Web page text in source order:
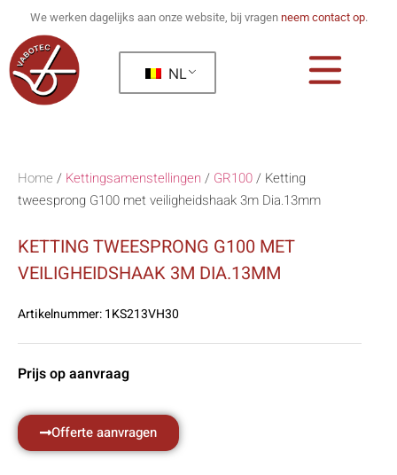
We werken dagelijks aan onze website, bij vragen neem contact op.
NL
Home / Kettingsamenstellingen / GR100/ Ketting
tweesprong G100 met veiligheidshaak 3m Dia.13mm
KETTING TWEESPRONG G100 MET
VEILIGHEIDSHAAK 3M DIA.13MM
Artikelnummer:1KS213VH30
Prijs op aanvraag
Offerte aanvragen